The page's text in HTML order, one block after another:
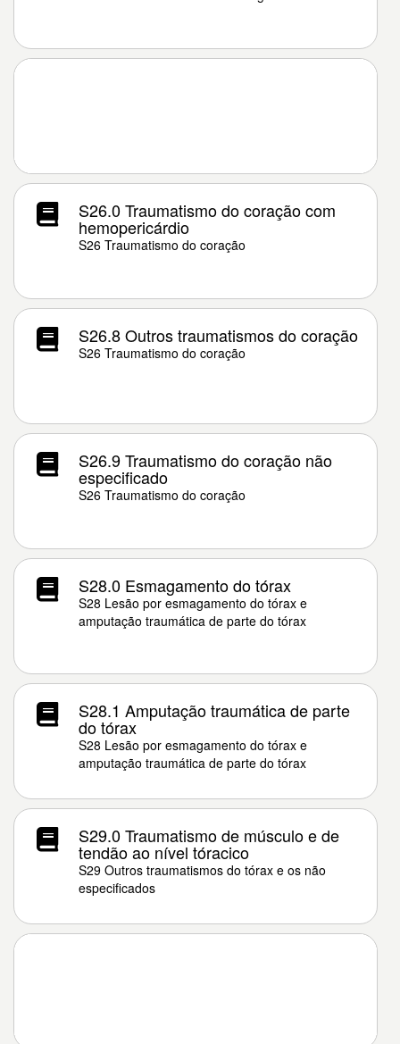
S26.0 Traumatismo do coração com
hemopericárdio
S26 Traumatismo do coração
S26.8 Outros traumatismos do coração
S26 Traumatismo do coração
S26.9 Traumatismo do coração não
especificado
S26 Traumatismo do coração
S28.0 Esmagamento do tórax
S28 Lesão por esmagamento do tórax e
amputação traumática de parte do tórax
S28.1 Amputação traumática de parte
do tórax
S28 Lesão por esmagamento do tórax e
amputação traumática de parte do tórax
S29.0 Traumatismo de músculo e de
tendão ao nível tóracico
S29 Outros traumatismos do tórax e os não
especificados